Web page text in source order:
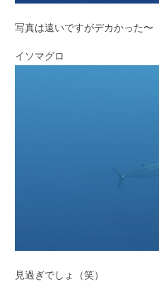
写真は遠いですがデカかった〜
イソマグロ
見過ぎでしょ（笑）